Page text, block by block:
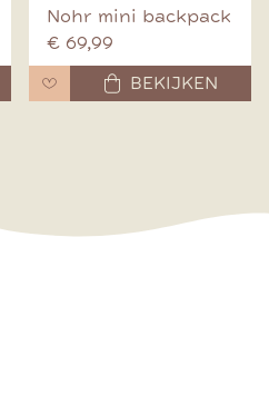
Nohr mini backpack
€ 69,99
BEKIJKEN